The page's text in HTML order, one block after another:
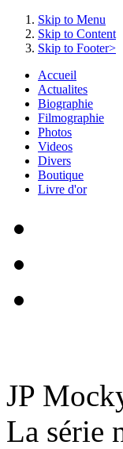
Skip to Menu
Skip to Content
Skip to Footer>
Accueil
Actualites
Biographie
Filmographie
Photos
Videos
Divers
Boutique
Livre d'or
JP
La série